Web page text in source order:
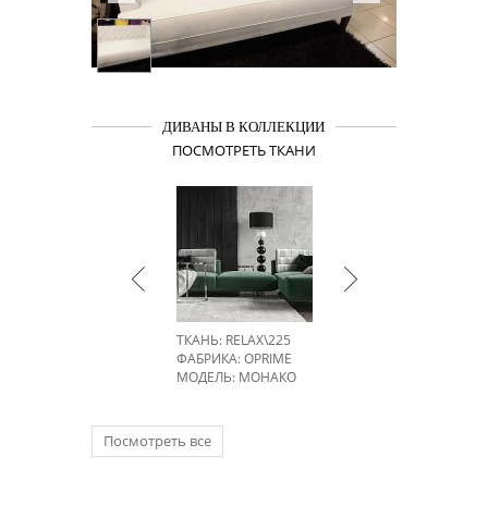
ДИВАНЫ В КОЛЛЕКЦИИ
ПОСМОТРЕТЬ ТКАНИ
ТКАНЬ: RELAX\225
ФАБРИКА:OPRIME
МОДЕЛЬ: МОНАКО
Посмотреть все